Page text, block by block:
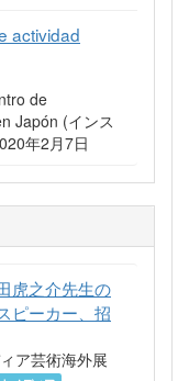
actividad
de
Japón (インス
年2月7日
虎之介先生の
ピーカー、招
ア芸術海外展